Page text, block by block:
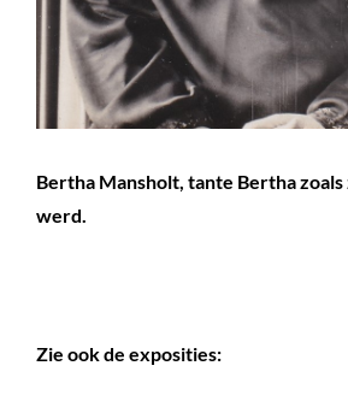
Bertha Mansholt, tante Bertha zoals
werd.
Zie ook de exposities: